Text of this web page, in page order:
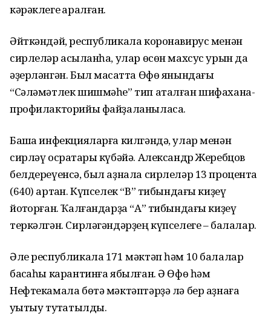
кәрәклеге ҡаралған.
Әйткәндәй, республикала коронавирус менән
сирлеләр асыҡланһа, улар өсөн махсус урын да
әҙерләнгән. Был маҡсатта Өфө янындағы
“Сәләмәтлек шишмәһе” тип аталған шифахана-
профилакторийы файҙаланыласаҡ.
Башҡа инфекцияларға килгәндә, улар менән
сирләү осраҡтары күбәйә. Александр Жеребцов
белдереүенсә, был аҙнала сирлеләр 13 процентҡа
(640) артҡан. Күпселек “В” тибындағы киҙеү
йоҡторған. Ҡалғандарҙа “А” тибындағы киҙеү
теркәлгән. Сирләгәндәрҙең күпселеге – балалар.
Әле республикала 171 мәктәп һәм 10 балалар
баҡсаһы карантинға ябылған. Ә Өфө һәм
Нефтекамала бөтә мәктәптәрҙә лә бер аҙнаға
уҡытыу туҡтатылды.